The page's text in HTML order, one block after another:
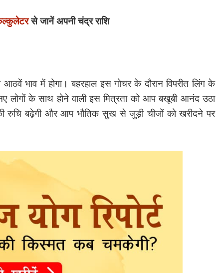
से जानें अपनी चंद्र राशि
भाव में होगा। बहरहाल इस गोचर के दौरान विपरीत लिंग के
लोगों के साथ होने वाली इस मित्रता को आप बखूबी आनंद उठा
रुचि बढ़ेगी और आप भौतिक सुख से जुड़ी चीजों को खरीदने पर